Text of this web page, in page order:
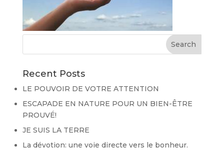
Recent Posts
LE POUVOIR DE VOTRE ATTENTION
ESCAPADE EN NATURE POUR UN BIEN-ÊTRE
PROUVÉ!
JE SUIS LA TERRE
La dévotion: une voie directe vers le bonheur.